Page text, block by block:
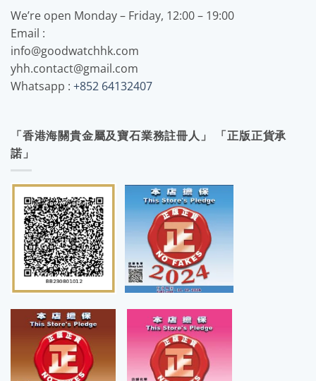
We’re open Monday – Friday, 12:00 – 19:00
Email :
info@goodwatchhk.com
yhh.contact@gmail.com
Whatsapp : +852 64132407
「香港海關貴金屬及寶石業務註冊人」 「正版正貨承
諾」